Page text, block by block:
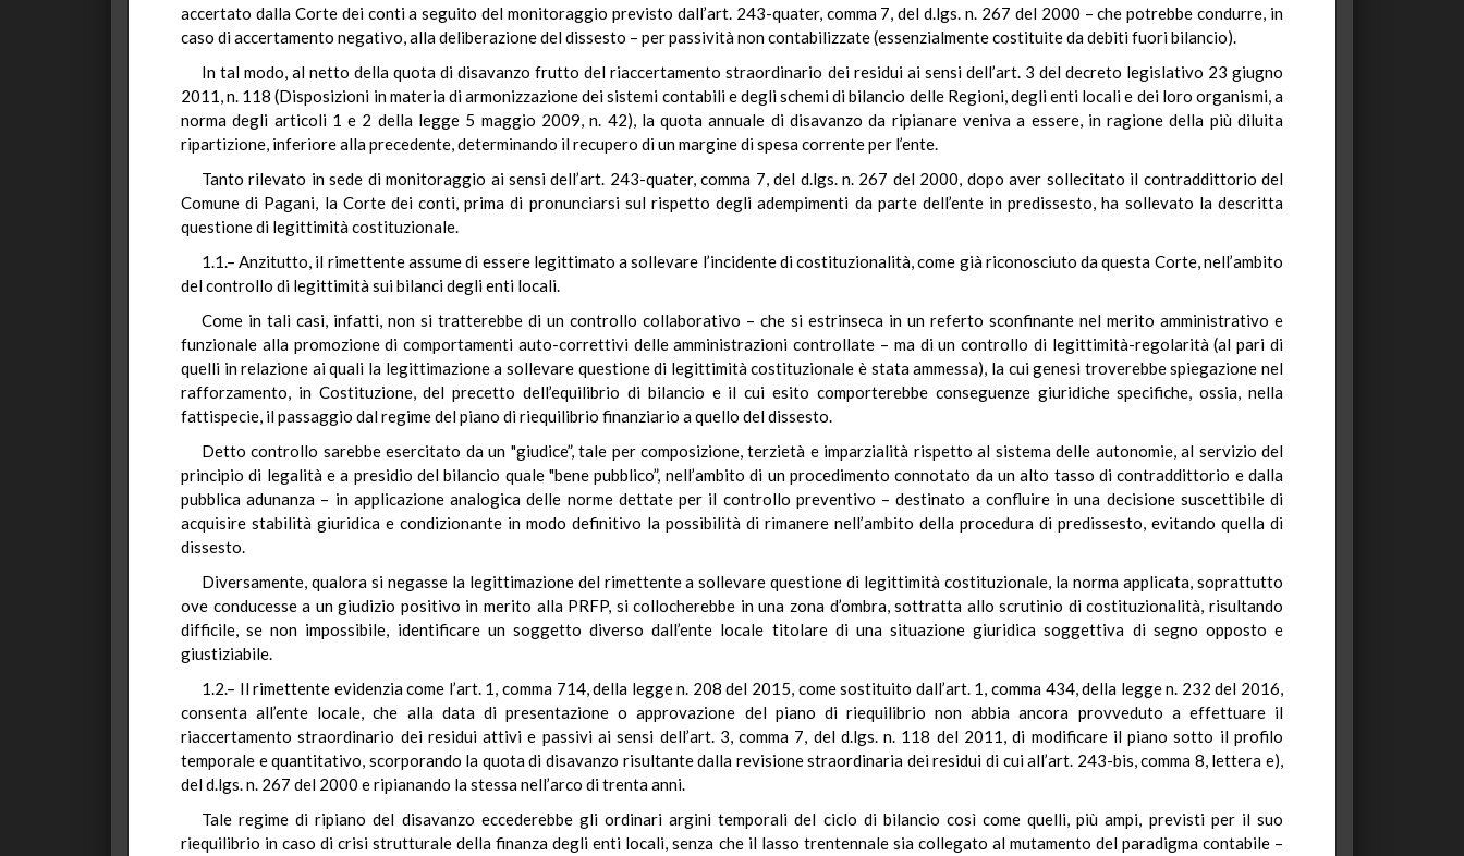
accertato dalla Corte dei conti a seguito del monitoraggio previsto dall’art. 243-quater, comma 7, del d.lgs. n. 267 del 2000 – che potrebbe condurre, in
caso di accertamento negativo, alla deliberazione del dissesto – per passività non contabilizzate (essenzialmente costituite da debiti fuori bilancio).
In tal modo, al netto della quota di disavanzo frutto del riaccertamento straordinario dei residui ai sensi dell’art. 3 del decreto legislativo 23 giugno
2011, n. 118 (Disposizioni in materia di armonizzazione dei sistemi contabili e degli schemi di bilancio delle Regioni, degli enti locali e dei loro organismi, a
norma degli articoli 1 e 2 della legge 5 maggio 2009, n. 42), la quota annuale di disavanzo da ripianare veniva a essere, in ragione della più diluita
ripartizione, inferiore alla precedente, determinando il recupero di un margine di spesa corrente per l’ente.
Tanto rilevato in sede di monitoraggio ai sensi dell’art. 243-quater, comma 7, del d.lgs. n. 267 del 2000, dopo aver sollecitato il contraddittorio del
Comune di Pagani, la Corte dei conti, prima di pronunciarsi sul rispetto degli adempimenti da parte dell’ente in predissesto, ha sollevato la descritta
questione di legittimità costituzionale.
1.1.– Anzitutto, il rimettente assume di essere legittimato a sollevare l’incidente di costituzionalità, come già riconosciuto da questa Corte, nell’ambito
del controllo di legittimità sui bilanci degli enti locali.
Come in tali casi, infatti, non si tratterebbe di un controllo collaborativo – che si estrinseca in un referto sconfinante nel merito amministrativo e
funzionale alla promozione di comportamenti auto-correttivi delle amministrazioni controllate – ma di un controllo di legittimità-regolarità (al pari di
quelli in relazione ai quali la legittimazione a sollevare questione di legittimità costituzionale è stata ammessa), la cui genesi troverebbe spiegazione nel
rafforzamento, in Costituzione, del precetto dell’equilibrio di bilancio e il cui esito comporterebbe conseguenze giuridiche specifiche, ossia, nella
fattispecie, il passaggio dal regime del piano di riequilibrio finanziario a quello del dissesto.
Detto controllo sarebbe esercitato da un "giudice”, tale per composizione, terzietà e imparzialità rispetto al sistema delle autonomie, al servizio del
principio di legalità e a presidio del bilancio quale "bene pubblico”, nell’ambito di un procedimento connotato da un alto tasso di contraddittorio e dalla
pubblica adunanza – in applicazione analogica delle norme dettate per il controllo preventivo – destinato a confluire in una decisione suscettibile di
acquisire stabilità giuridica e condizionante in modo definitivo la possibilità di rimanere nell’ambito della procedura di predissesto, evitando quella di
dissesto.
Diversamente, qualora si negasse la legittimazione del rimettente a sollevare questione di legittimità costituzionale, la norma applicata, soprattutto
ove conducesse a un giudizio positivo in merito alla PRFP, si collocherebbe in una zona d’ombra, sottratta allo scrutinio di costituzionalità, risultando
difficile, se non impossibile, identificare un soggetto diverso dall’ente locale titolare di una situazione giuridica soggettiva di segno opposto e
giustiziabile.
1.2.– Il rimettente evidenzia come l’art. 1, comma 714, della legge n. 208 del 2015, come sostituito dall’art. 1, comma 434, della legge n. 232 del 2016,
consenta all’ente locale, che alla data di presentazione o approvazione del piano di riequilibrio non abbia ancora provveduto a effettuare il
riaccertamento straordinario dei residui attivi e passivi ai sensi dell’art. 3, comma 7, del d.lgs. n. 118 del 2011, di modificare il piano sotto il profilo
temporale e quantitativo, scorporando la quota di disavanzo risultante dalla revisione straordinaria dei residui di cui all’art. 243-bis, comma 8, lettera e),
del d.lgs. n. 267 del 2000 e ripianando la stessa nell’arco di trenta anni.
Tale regime di ripiano del disavanzo eccederebbe gli ordinari argini temporali del ciclo di bilancio così come quelli, più ampi, previsti per il suo
riequilibrio in caso di crisi strutturale della finanza degli enti locali, senza che il lasso trentennale sia collegato al mutamento del paradigma contabile –